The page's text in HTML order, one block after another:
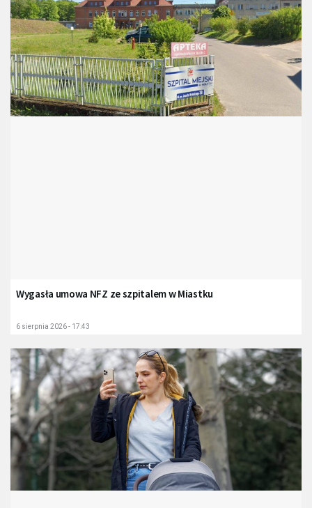
Wygasła umowa NFZ ze szpitalem w Miastku
6 sierpnia 2026 - 17:43